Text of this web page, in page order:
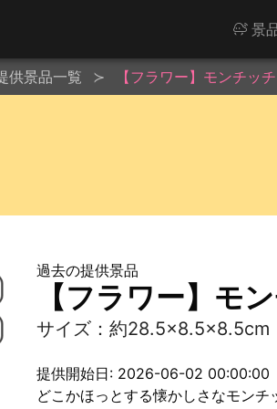
景
供景品一覧 【フラワー】モンチッ
過去の提供景品
【フラワー】モ
サイズ：約28.5×8.5×8.5cm
提供開始日: 2026-06-02 00:00:00
どこかほっとする懐かしさなモンチ